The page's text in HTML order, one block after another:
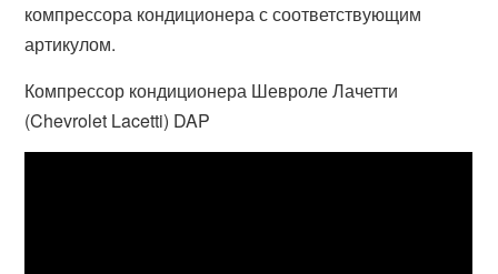
компрессора кондиционера с соответствующим
артикулом.
Компрессор кондиционера Шевроле Лачетти
(Chevrolet Lacetti) DAP